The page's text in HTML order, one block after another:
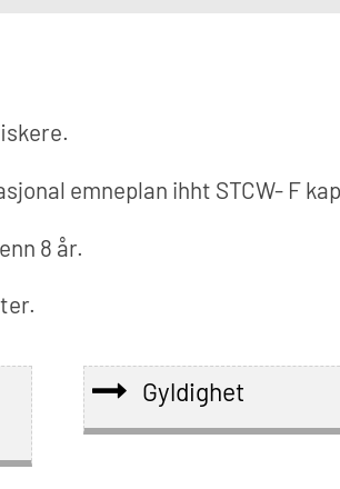
emneplan ihht STCW- F
8 år.
Gyldighet